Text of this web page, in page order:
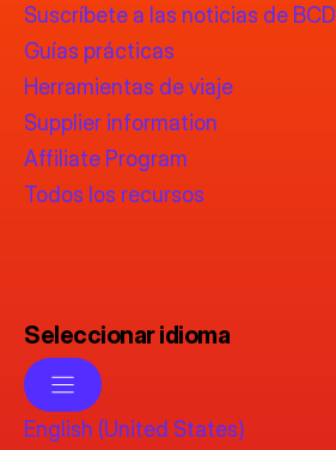
Suscríbete a las noticias de BCD
Guías prácticas
Herramientas de viaje
Supplier information
Affiliate Program
Todos los recursos
Seleccionar idioma
English (United States)